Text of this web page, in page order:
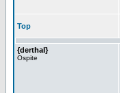
Top
{derthal}
Ospite